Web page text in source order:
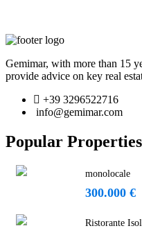
Gemimar, with more than 15
provide advice on key real
+39 3296522716
info@gemimar.com
Popular Properties
monolocale
300.000 €
Ristorante